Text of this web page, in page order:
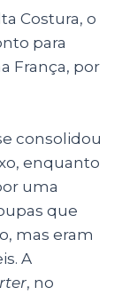
Costura, o
para
França, por
consolidou
enquanto
uma
que
mas eram
A
, no